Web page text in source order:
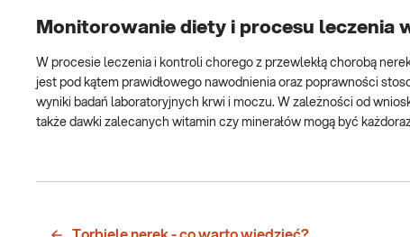
Monitorowanie diety i procesu leczenia
W procesie leczenia i kontroli chorego z przewlekłą chorobą
jest pod kątem prawidłowego nawodnienia oraz poprawności
wyniki badań laboratoryjnych krwi i moczu. W zależności od
także dawki zalecanych witamin czy minerałów mogą być